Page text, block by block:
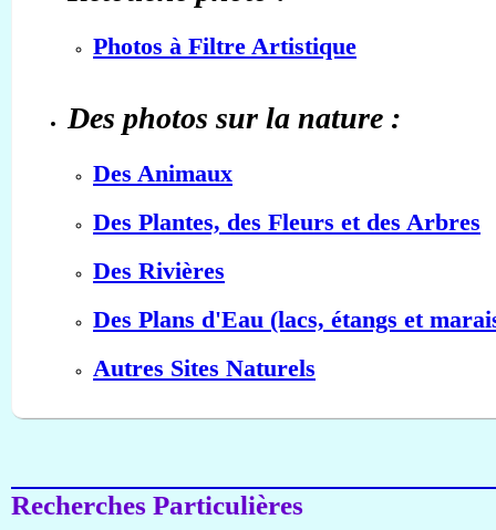
Photos à Filtre Artistique
Des photos sur la nature :
Des Animaux
Des Plantes, des Fleurs et des Arbres
Des Rivières
Des Plans d'Eau (lacs, étangs et
Autres Sites Naturels
Recherches Particulières